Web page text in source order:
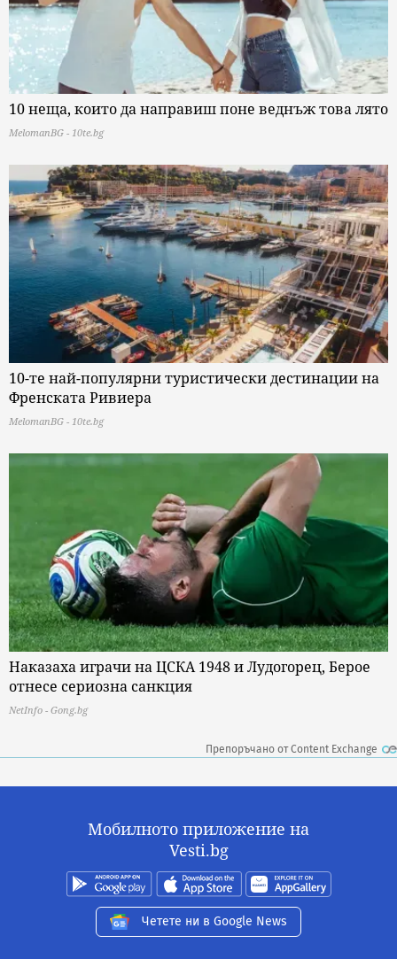
10 неща, които да направиш поне веднъж това лято
MelomanBG - 10te.bg
10-те най-популярни туристически дестинации на
Френската Ривиера
MelomanBG - 10te.bg
Наказаха играчи на ЦСКА 1948 и Лудогорец, Берое
отнесе сериозна санкция
NetInfo - Gong.bg
Препоръчано от Content Exchange
Мобилното приложение на
Vesti.bg
Четете ни в Google News